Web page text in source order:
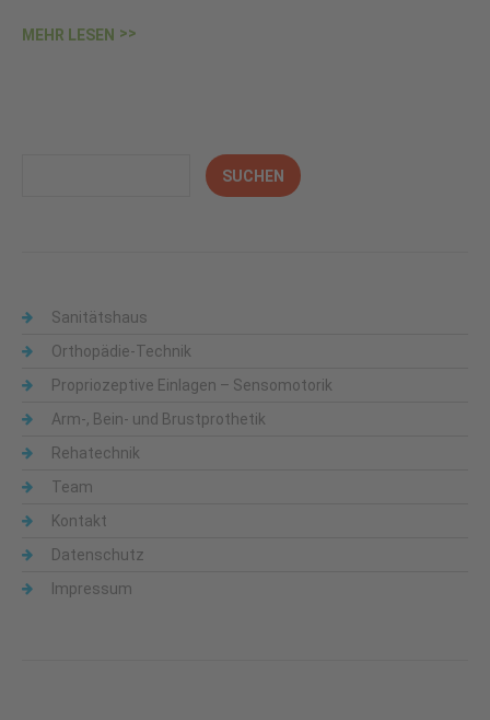
MEHR LESEN
Sanitätshaus
Orthopädie-Technik
Propriozeptive Einlagen – Sensomotorik
Arm-, Bein- und Brustprothetik
Rehatechnik
Team
Kontakt
Datenschutz
Impressum